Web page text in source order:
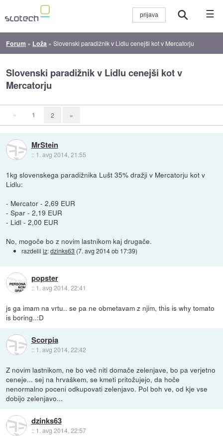
☰
Forum » Loža »Slovenski paradižnik v Lidlu cenejši kot v Mercatorju
Slovenski paradižnik v Lidlu cenejši kot v
Mercatorju
« 1 2 »
MrStein
:: 1. avg 2014, 21:55
1kg slovenskega paradižnika Lušt 35% dražji v Mercatorju kot v
Lidlu:
- Mercator - 2,69 EUR
- Spar - 2,19 EUR
- Lidl - 2,00 EUR
No, mogoče bo z novim lastnikom kaj drugače.
razdeliliz:dzinks63 (7. avg 2014 ob 17:39)
popster
:: 1. avg 2014, 22:41
js ga imam na vrtu.. se pa ne obmetavam z njim, this is why tomato
is boring..:D
Scorpia
:: 1. avg 2014, 22:42
Z novim lastnikom, ne bo več niti domače zelenjave, bo pa verjetno
ceneje... sej na hrvaškem, se kmeti pritožujejo, da hoče
nenormalno poceni odkupovati zelenjavo. Pol boh ve, od kje vse
dobijo zelenjavo...
dzinks63
:: 1. avg 2014, 22:57